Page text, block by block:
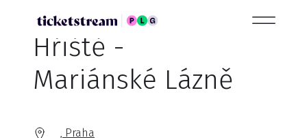
Hřiště -
Mariánské Lázně
, Praha